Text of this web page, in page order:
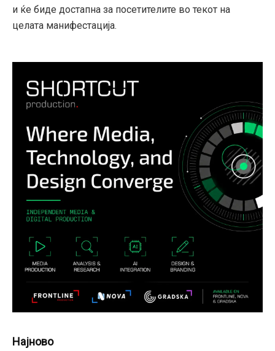
и ќе биде достапна за посетителите во текот на
целата манифестација.
Најново